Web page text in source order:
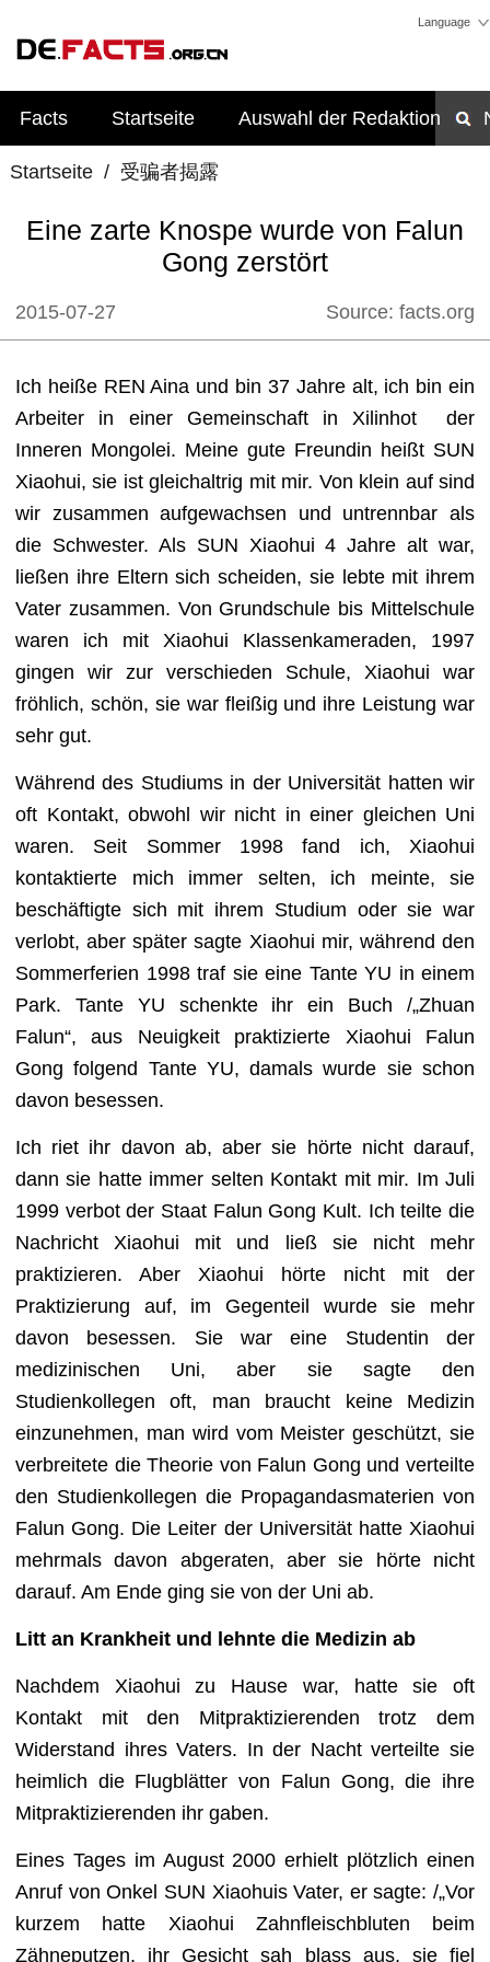
Language
Facts Startseite Auswahl der Redaktion
Startseite/ 受骗者揭露
Eine zarte Knospe wurde von Falun
Gong zerstört
2015-07-27 Source: facts.org
Ich heiße REN Aina und bin 37 Jahre alt, ich bin ein
Arbeiter in einer Gemeinschaft in Xilinhot
der
Inneren Mongolei. Meine gute Freundin heißt SUN
Xiaohui, sie ist gleichaltrig mit mir. Von klein auf sind
wir zusammen aufgewachsen und untrennbar als
die Schwester. Als SUN Xiaohui 4 Jahre alt war,
ließen ihre Eltern sich scheiden, sie lebte mit ihrem
Vater zusammen. Von Grundschule bis Mittelschule
waren ich mit Xiaohui Klassenkameraden, 1997
gingen wir zur verschieden Schule, Xiaohui war
fröhlich, schön, sie war fleißig und ihre Leistung war
sehr gut.
Während des Studiums in der Universität hatten wir
oft Kontakt, obwohl wir nicht in einer gleichen Uni
waren. Seit Sommer 1998 fand ich, Xiaohui
kontaktierte mich immer selten, ich meinte, sie
beschäftigte sich mit ihrem Studium oder sie war
verlobt, aber später sagte Xiaohui mir, während den
Sommerferien 1998 traf sie eine Tante YU in einem
Park. Tante YU schenkte ihr ein Buch /„Zhuan
Falun“, aus Neuigkeit praktizierte Xiaohui Falun
Gong folgend Tante YU, damals wurde sie schon
davon besessen.
Ich riet ihr davon ab, aber sie hörte nicht darauf,
dann sie hatte immer selten Kontakt mit mir. Im Juli
1999 verbot der Staat Falun Gong Kult. Ich teilte die
Nachricht Xiaohui mit und ließ sie nicht mehr
praktizieren. Aber Xiaohui hörte nicht mit der
Praktizierung auf, im Gegenteil wurde sie mehr
davon besessen. Sie war eine Studentin der
medizinischen Uni, aber sie sagte den
Studienkollegen oft, man braucht keine Medizin
einzunehmen, man wird vom Meister geschützt, sie
verbreitete die Theorie von Falun Gong und verteilte
den Studienkollegen die Propagandasmaterien von
Falun Gong. Die Leiter der Universität hatte Xiaohui
mehrmals davon abgeraten, aber sie hörte nicht
darauf. Am Ende ging sie von der Uni ab.
Litt an Krankheit und lehnte die Medizin ab
Nachdem Xiaohui zu Hause war, hatte sie oft
Kontakt mit den Mitpraktizierenden trotz dem
Widerstand ihres Vaters. In der Nacht verteilte sie
heimlich die Flugblätter von Falun Gong, die ihre
Mitpraktizierenden ihr gaben.
Eines Tages im August 2000 erhielt plötzlich einen
Anruf von Onkel SUN Xiaohuis Vater, er sagte: /„Vor
kurzem hatte Xiaohui Zahnfleischbluten beim
Zähneputzen, ihr Gesicht sah blass aus, sie fiel